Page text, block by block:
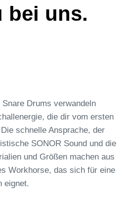
bei uns.
Drums verwandeln
die dir vom ersten
schnelle Ansprache, der
SONOR Sound und die
und Größen machen aus
Workhorse, das sich für eine
eignet.